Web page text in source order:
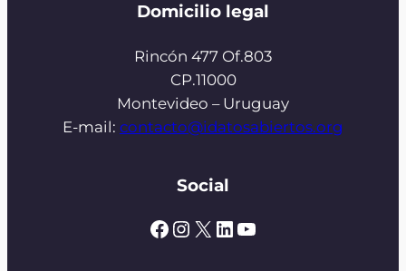
Domicilio legal
Rincón 477 Of.803
CP.11000
Montevideo – Uruguay
E-mail: contacto@idatosabiertos.org
Social
Facebook Instagram X LinkedIn YouTube